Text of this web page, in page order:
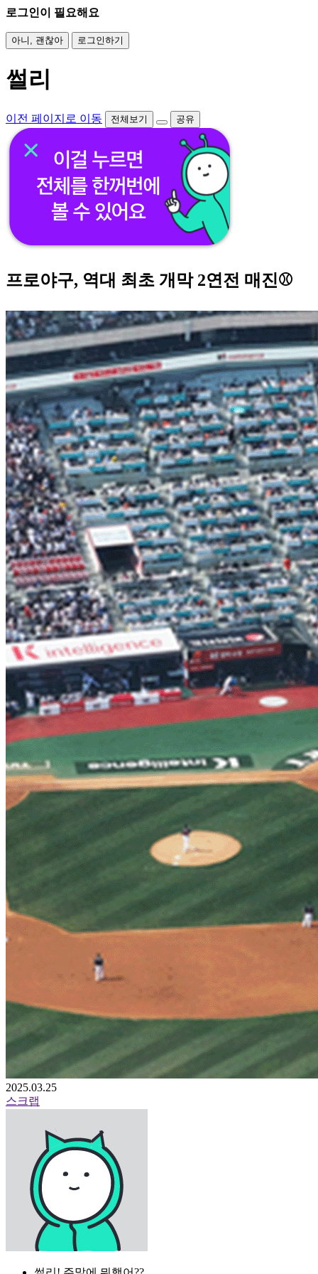
로그인이 필요해요
아니, 괜찮아 로그인하기
썰리
이전 페이지로 이동 전체보기 공유
프로야구, 역대 최초 개막 2연전 매진⚾
2025.03.25
스크랩